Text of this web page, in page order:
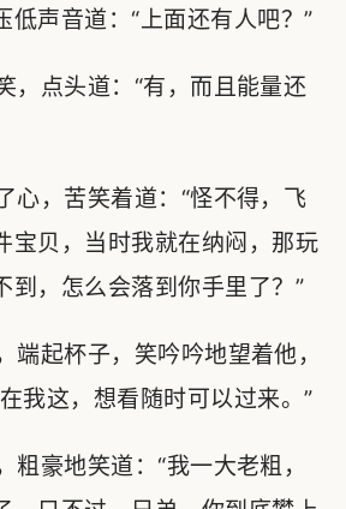
低声音道：“上面还有人吧？”
点头道：“有，而且能量还
，苦笑着道：“怪不得，飞
宝贝，当时我就在纳闷，那玩
到，怎么会落到你手里了？”
起杯子，笑吟吟地望着他，
我这，想看随时可以过来。”
豪地笑道：“我一大老粗，